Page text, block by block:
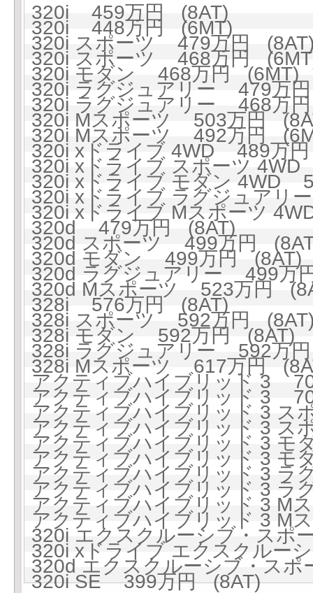
320i 459万円 (8AT)
320i 448万円 (6MT)
320i スポーツ 479万円
320i スポーツ 468万円
320i モダン 468万円 (6MT)
320i ラグジュアリー 479万
320i ラグジュアリー 468万
320i Mスポーツ 503万円
320i Mスポーツ 492万円
320i xドライブ 4WD 489万
320i xドライブ スポーツ
320i xドライブ モダン 4WD
320i xドライブ ラグジュア
320i xドライブ Mスポーツ
320d 479万円 (8AT)
320d スポーツ 499万円
320d モダン 499万円 (8AT)
320d ラグジュアリー 499万
320d Mスポーツ 523万円
328i 576万円 (8AT)
328i スポーツ 592万円
328i モダン 592万円 (8AT)
328i ラグジュアリー 592万
328i Mスポーツ 617万円
アクティブハイブリッド 3
アクティブハイブリッド 3
アクティブハイブリッド 3
アクティブハイブリッド 3
アクティブハイブリッド 3
アクティブハイブリッド 3
アクティブハイブリッド 3
アクティブハイブリッド 3
アクティブハイブリッド 3
アクティブハイブリッド 3
320i エクスクルーシブ・ス
320i xドライブ エクスクルー
320d エクスクルーシブ・ス
320i SE 399万円 (8AT)